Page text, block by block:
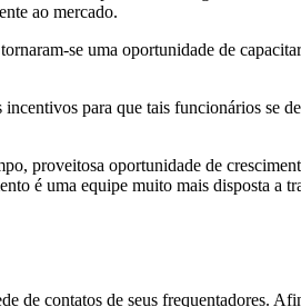
ao mercado.
se uma oportunidade de
para que tais funcionários se
proveitosa oportunidade de
é uma equipe muito mais disposta a
de contatos de seus frequentadores.